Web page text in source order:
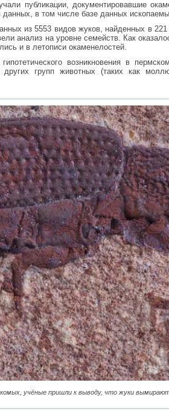
публикации, документировавшие
в том числе базе данных
из 5553 видов жуков, найденных в
анализ на уровне семейств. Как
и в летописи окаменелостей.
возникновения в
других групп животных (таких как
учёные пришли к выводу, что жуки